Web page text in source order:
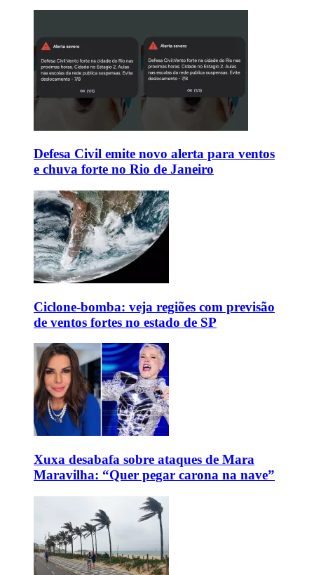
Defesa Civil emite novo alerta para ventos
e chuva forte no Rio de Janeiro
Ciclone-bomba: veja regiões com previsão
de ventos fortes no estado de SP
Xuxa desabafa sobre ataques de Mara
Maravilha: “Quer pegar carona na nave”